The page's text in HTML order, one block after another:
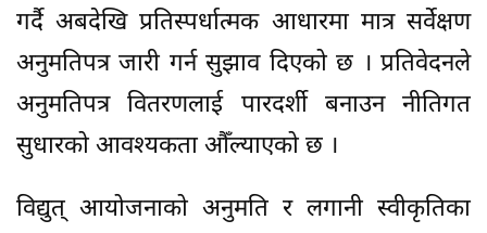
गर्दै अबदेखि प्रतिस्पर्धात्मक आधारमा मात्र सर्वेक्षण
अनुमतिपत्र जारी गर्न सुझाव दिएको छ । प्रतिवेदनले
अनुमतिपत्र वितरणलाई पारदर्शी बनाउन नीतिगत
सुधारको आवश्यकता औँल्याएको छ ।
विद्युत् आयोजनाको अनुमति र लगानी स्वीकृतिका